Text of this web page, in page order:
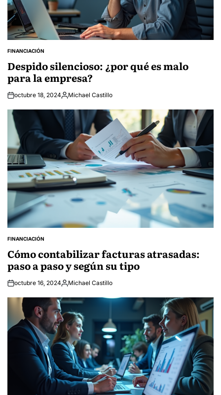
POSTED
FINANCIACIÓN
Despido silencioso: ¿por qué es malo
para la empresa?
octubre 18, 2024Posted
Michael Castillo
POSTED
FINANCIACIÓN
Cómo contabilizar facturas atrasadas:
paso a paso y según su tipo
octubre 16, 2024Posted
Michael Castillo